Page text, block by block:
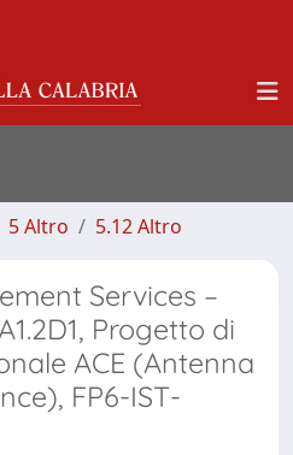
5 Altro 5.12 Altro
Services –
Progetto di
ACE (Antenna
FP6-IST-